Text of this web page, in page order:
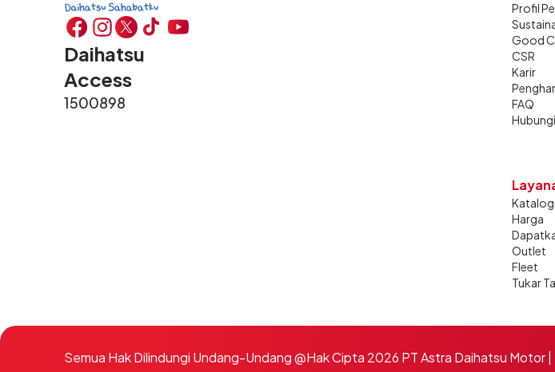
Daihatsu
Access
1500898
Profil
Good
CSR
Karir
FAQ
Katalog
Harga
Outlet
Fleet
Tukar
Semua Hak Dilindungi Undang-Undang @Hak Cipta 2026 PT Astra Daihatsu Motor